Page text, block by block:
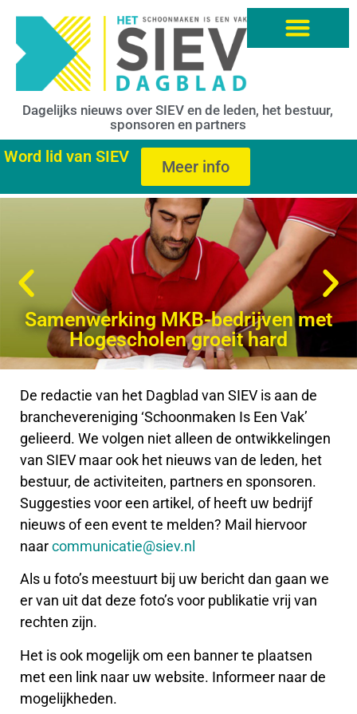
Dagelijks nieuws over SIEV en de leden, het bestuur,
sponsoren en partners
Word lid van SIEV
Meer info
Samenwerking MKB-bedrijven met
Hogescholen groeit hard
De redactie van het Dagblad van SIEV is aan de
branchevereniging ‘Schoonmaken Is Een Vak’
gelieerd. We volgen niet alleen de ontwikkelingen
van SIEV maar ook het nieuws van de leden, het
bestuur, de activiteiten, partners en sponsoren.
Suggesties voor een artikel, of heeft uw bedrijf
nieuws of een event te melden? Mail hiervoor
naarcommunicatie@siev.nl
Als u foto’s meestuurt bij uw bericht dan gaan we
er van uit dat deze foto’s voor publikatie vrij van
rechten zijn.
Het is ook mogelijk om een banner te plaatsen
met een link naar uw website. Informeer naar de
mogelijkheden.